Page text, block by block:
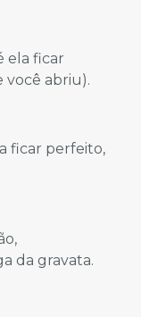
ela ficar
você abriu).
ficar perfeito,
da gravata.